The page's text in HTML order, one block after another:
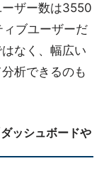
ザー数は3550
ブユーザーだ
なく、幅広い
析できるのも
ッシュボードや